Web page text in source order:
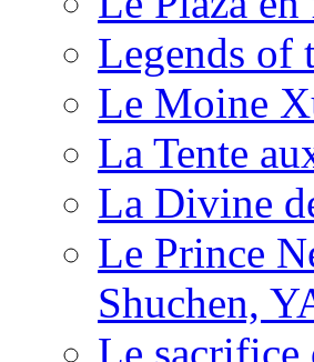
Legends of
Le Moine
La Tente
La Divine
Le Prince
Shuchen,
Le